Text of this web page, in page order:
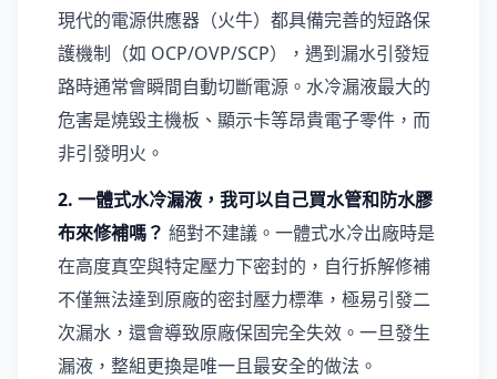
現代的電源供應器（火牛）都具備完善的短路保
護機制（如 OCP/OVP/SCP），遇到漏水引發短
路時通常會瞬間自動切斷電源。水冷漏液最大的
危害是燒毀主機板、顯示卡等昂貴電子零件，而
非引發明火。
2. 一體式水冷漏液，我可以自己買水管和防水膠
布來修補嗎？ 絕對不建議。一體式水冷出廠時是
在高度真空與特定壓力下密封的，自行拆解修補
不僅無法達到原廠的密封壓力標準，極易引發二
次漏水，還會導致原廠保固完全失效。一旦發生
漏液，整組更換是唯一且最安全的做法。